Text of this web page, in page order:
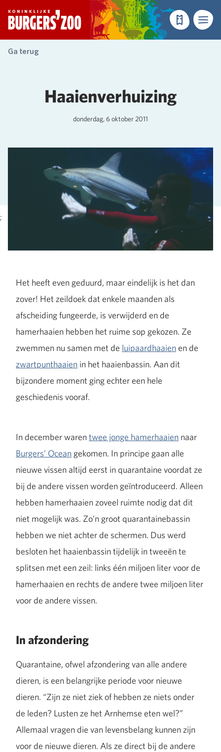
- Homepagina
TicketsMenu
Ga terug
;
Haaienverhuizing
donderdag, 6 oktober 2011
Het heeft even geduurd, maar eindelijk is het dan
zover! Het zeildoek dat enkele maanden als
afscheiding fungeerde, is verwijderd en de
hamerhaaien hebben het ruime sop gekozen. Ze
zwemmen nu samen met de luipaardhaaien en de
zwartpunthaaien in het haaienbassin. Aan dit
bijzondere moment ging echter een hele
geschiedenis vooraf.
In december warentwee jonge hamerhaaien naar
Burgers’ Ocean gekomen. In principe gaan alle
nieuwe vissen altijd eerst in quarantaine voordat ze
bij de andere vissen worden geïntroduceerd. Alleen
hebben hamerhaaien zoveel ruimte nodig dat dit
niet mogelijk was. Zo’n groot quarantainebassin
hebben we niet achter de schermen. Dus werd
besloten het haaienbassin tijdelijk in tweeën te
splitsen met een zeil: links één miljoen liter voor de
hamerhaaien en rechts de andere twee miljoen liter
voor de andere vissen.
In afzondering
Quarantaine, ofwel afzondering van alle andere
dieren, is een belangrijke periode voor nieuwe
dieren. “Zijn ze niet ziek of hebben ze niets onder
de leden? Lusten ze het Arnhemse eten wel?”
Allemaal vragen die van levensbelang kunnen zijn
voor de nieuwe dieren. Als ze direct bij de andere